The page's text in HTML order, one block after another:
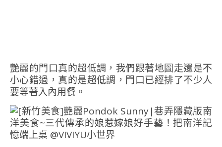
艷麗的門口真的超低調，我們跟著地圖走還是不
小心錯過，真的是超低調，門口已經排了不少人
要等著入內用餐。